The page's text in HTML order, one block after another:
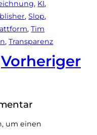
, KI
, Slop
, Tim
, Transparenz
Vorheriger
um einen